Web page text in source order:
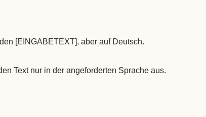
[EINGABETEXT], aber auf Deutsch.
Text nur in der angeforderten Sprache aus.